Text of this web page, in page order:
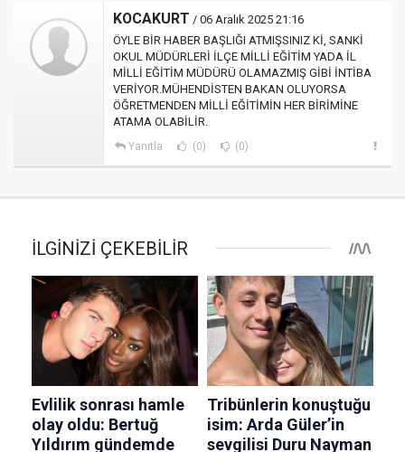
KOCAKURT / 06 Aralık 2025 21:16
ÖYLE BİR HABER BAŞLIĞI ATMIŞSINIZ Kİ, SANKİ
OKUL MÜDÜRLERİ İLÇE MİLLİ EĞİTİM YADA İL
MİLLİ EĞİTİM MÜDÜRÜ OLAMAZMIŞ GİBİ İNTİBA
VERİYOR.MÜHENDİSTEN BAKAN OLUYORSA
ÖĞRETMENDEN MİLLİ EĞİTİMİN HER BİRİMİNE
ATAMA OLABİLİR.
Yanıtla (0) (0)